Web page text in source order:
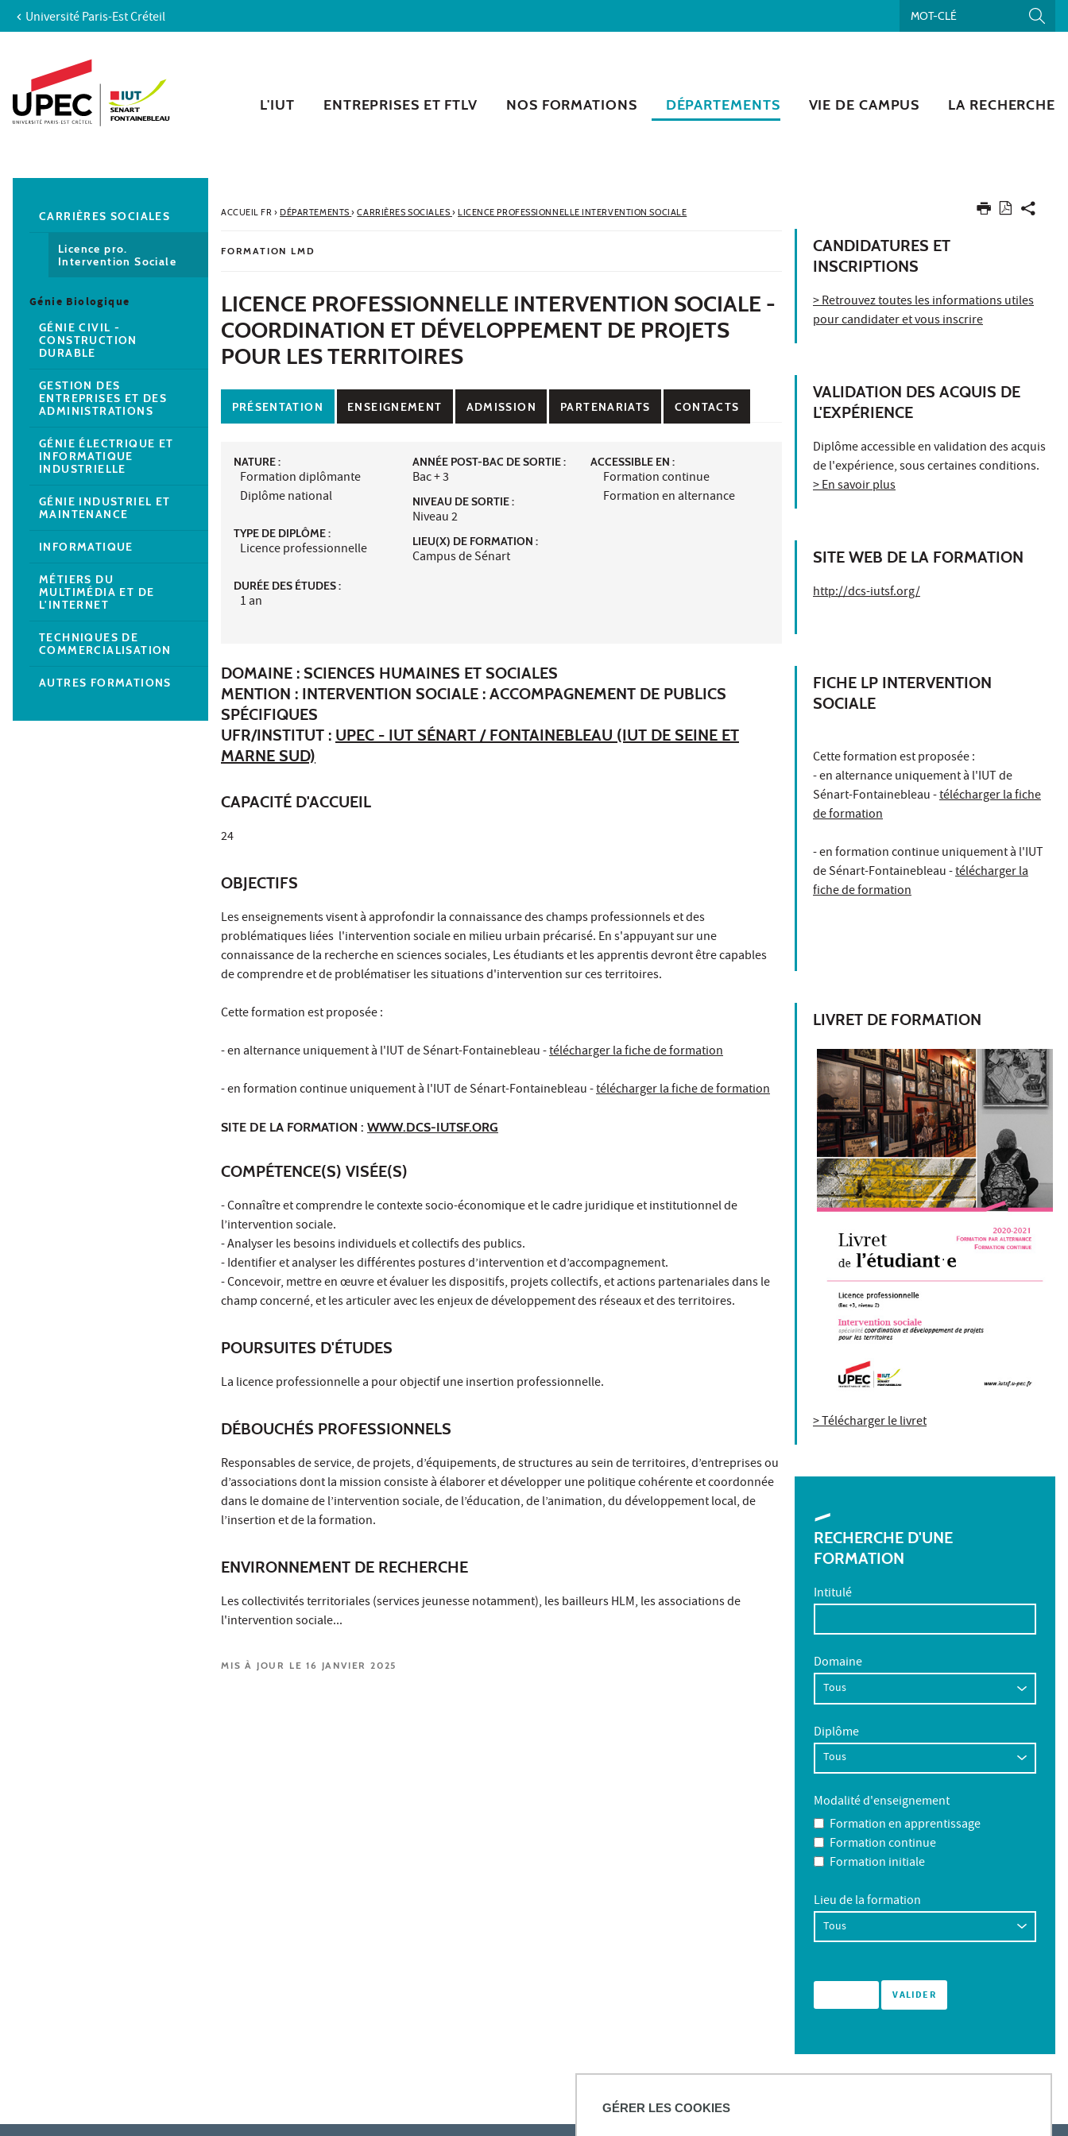
GÉRER LES COOKIES
Aller au contenu
Accès directs
Recherche
Navigation secondaire
Université Paris-Est Créteil
L'IUT ENTREPRISES ET FTLV NOS FORMATIONS DÉPARTEMENTS VIE DE CAMPUS LA RECHERCHE
ACCUEIL FR› DÉPARTEMENTS› CARRIÈRES SOCIALES › LICENCE PROFESSIONNELLE INTERVENTION SOCIALE
FORMATION LMD
LICENCE PROFESSIONNELLE INTERVENTION SOCIALE -
COORDINATION ET DÉVELOPPEMENT DE PROJETS
POUR LES TERRITOIRES
PRÉSENTATION ENSEIGNEMENT ADMISSION PARTENARIATS CONTACTS
NATURE :
Formation diplômante
Diplôme national
TYPE DE DIPLÔME :
Licence professionnelle
DURÉE DES ÉTUDES :
1 an
ANNÉE POST-BAC DE SORTIE :
Bac + 3
NIVEAU DE SORTIE :
Niveau 2
LIEU(X) DE FORMATION :
Campus de Sénart
ACCESSIBLE EN :
Formation continue
Formation en alternance
DOMAINE : SCIENCES HUMAINES ET SOCIALES
MENTION : INTERVENTION SOCIALE : ACCOMPAGNEMENT DE PUBLICS
SPÉCIFIQUES
UFR/INSTITUT : UPEC - IUT SÉNART / FONTAINEBLEAU (IUT DE SEINE ET
MARNE SUD)
CAPACITÉ D'ACCUEIL
24
OBJECTIFS
Les enseignements visent à approfondir la connaissance des champs professionnels et des
problématiques liées l'intervention sociale en milieu urbain précarisé. En s'appuyant sur une
connaissance de la recherche en sciences sociales, Les étudiants et les apprentis devront être capables
de comprendre et de problématiser les situations d'intervention sur ces territoires.
Cette formation est proposée :
- en alternance uniquement à l'IUT de Sénart-Fontainebleau -télécharger la fiche de formation
- en formation continue uniquement à l'IUT de Sénart-Fontainebleau -télécharger la fiche de formation
SITE DE LA FORMATION : WWW.DCS-IUTSF.ORG
COMPÉTENCE(S) VISÉE(S)
- Connaître et comprendre le contexte socio-économique et le cadre juridique et institutionnel de
l’intervention sociale.
- Analyser les besoins individuels et collectifs des publics.
- Identifier et analyser les différentes postures d’intervention et d’accompagnement.
- Concevoir, mettre en œuvre et évaluer les dispositifs, projets collectifs, et actions partenariales dans le
champ concerné, et les articuler avec les enjeux de développement des réseaux et des territoires.
POURSUITES D'ÉTUDES
La licence professionnelle a pour objectif une insertion professionnelle.
DÉBOUCHÉS PROFESSIONNELS
Responsables de service, de projets, d’équipements, de structures au sein de territoires, d’entreprises ou
d’associations dont la mission consiste à élaborer et développer une politique cohérente et coordonnée
dans le domaine de l’intervention sociale, de l’éducation, de l’animation, du développement local, de
l’insertion et de la formation.
ENVIRONNEMENT DE RECHERCHE
Les collectivités territoriales (services jeunesse notamment), les bailleurs HLM, les associations de
l'intervention sociale...
MIS À JOUR LE 16 JANVIER 2025
CANDIDATURES ET
INSCRIPTIONS
> Retrouvez toutes les informations utiles
pour candidater et vous inscrire
VALIDATION DES ACQUIS DE
L'EXPÉRIENCE
Diplôme accessible en validation des acquis
de l'expérience, sous certaines conditions.
> En savoir plus
SITE WEB DE LA FORMATION
http://dcs-iutsf.org/
FICHE LP INTERVENTION
SOCIALE
Cette formation est proposée :
- en alternance uniquement à l'IUT de
Sénart-Fontainebleau -télécharger la fiche
de formation
- en formation continue uniquement à l'IUT
de Sénart-Fontainebleau -télécharger la
fiche de formation
LIVRET DE FORMATION
> Télécharger le livret
RECHERCHE D'UNE
FORMATION
Intitulé
Domaine
Diplôme
Modalité d'enseignement
Formation en apprentissage
Formation continue
Formation initiale
Lieu de la formation
CARRIÈRES SOCIALES
Licence pro.
Intervention Sociale
Génie Biologique
GÉNIE CIVIL -
CONSTRUCTION
DURABLE
GESTION DES
ENTREPRISES ET DES
ADMINISTRATIONS
GÉNIE ÉLECTRIQUE ET
INFORMATIQUE
INDUSTRIELLE
GÉNIE INDUSTRIEL ET
MAINTENANCE
INFORMATIQUE
MÉTIERS DU
MULTIMÉDIA ET DE
L'INTERNET
TECHNIQUES DE
COMMERCIALISATION
AUTRES FORMATIONS